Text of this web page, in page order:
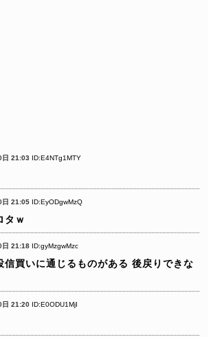
日 21:03 ID:E4NTg1MTY
日 21:05 ID:EyODgwMzQ
タｗ
日 21:18 ID:gyMzgwMzc
信買いに通じるものがある 後戻りできな
日 21:20 ID:E0ODU1MjI